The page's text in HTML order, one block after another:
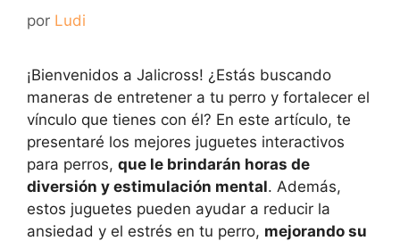
por Ludi
¡Bienvenidos a Jalicross! ¿Estás buscando
maneras de entretener a tu perro y fortalecer el
vínculo que tienes con él? En este artículo, te
presentaré los mejores juguetes interactivos
para perros, que le brindarán horas de
diversión y estimulación mental. Además,
estos juguetes pueden ayudar a reducir la
ansiedad y el estrés en tu perro, mejorando su